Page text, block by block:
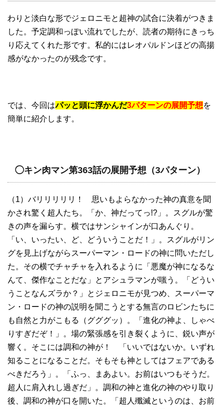
わりと淡白な形でジェロニモと超神の試合に決着がつきま
した。予定調和っぽい流れでしたが、読者の期待にきっち
り応えてくれた形です。私的にはレオパルドンほどの高揚
感がなかったのが残念です。
では、今回はパッと頭に浮かんだ3パターンの展開予想を
簡単に紹介します。
◯キン肉マン第363話の展開予想（3パターン）
（1）バリリリリリ！ 思いもよらなかった神の真意を聞
かされ驚く超人たち。「か、神だってっ!?」。スグルが驚
きの声を漏らす。横ではサンシャインが口あんぐり。
「い、いったい、ど、どういうことだ！」。スグルがリン
グを見上げながらスーパーマン・ロードの神に問いただし
た。その横でチャチャを入れるように「悪魔が神になるな
んて、傑作なことだな」とアシュラマンが嗤う。「どうい
うことなんズラか？」とジェロニモが見つめ、スーパーマ
ン・ロードの神の説明を聞こうとする無言のロビンたちに
も自然と力がこもる（グググッ）。「進化の神よ、しゃべ
りすぎだぞ！」。場の緊張感を引き裂くように、鋭い声が
響く。そこには調和の神が！ 「いいではないか。いずれ
知ることになることだ。そもそも神としてはフェアである
べきだろう」。「ふっ、まあよい。お前はいつもそうだ。
超人に肩入れし過ぎだ」。調和の神と進化の神のやり取り
後、調和の神が口を開いた。「超人殲滅というのは、お前